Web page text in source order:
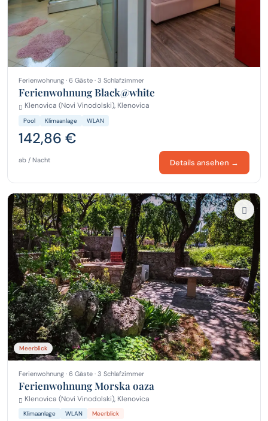
Ferienwohnung · 6 Gäste · 3 Schlafzimmer
Ferienwohnung Black@white
Klenovica (Novi Vinodolski), Klenovica
Pool Klimaanlage WLAN
142,86 €
ab / Nacht Details ansehen →
Meerblick
Ferienwohnung · 6 Gäste · 3 Schlafzimmer
Ferienwohnung Morska oaza
Klenovica (Novi Vinodolski), Klenovica
Klimaanlage WLAN Meerblick